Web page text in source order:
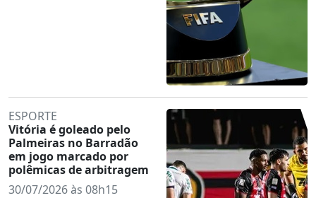
ESPORTE
Vitória é goleado pelo
Palmeiras no Barradão
em jogo marcado por
polêmicas de arbitragem
30/07/2026 às 08h15